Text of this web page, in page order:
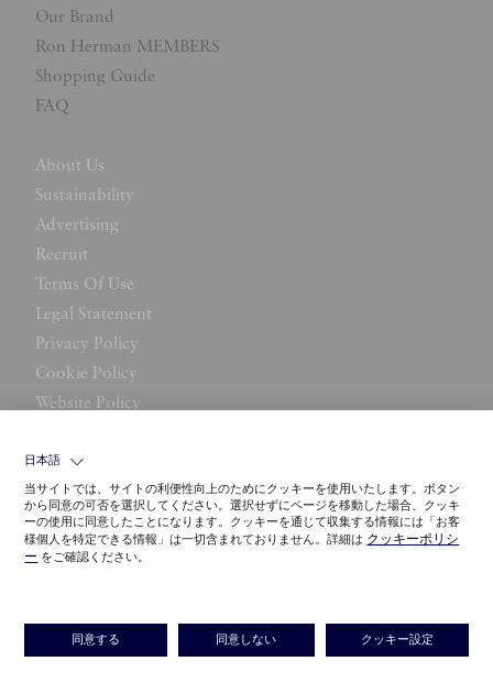
Our Brand
Ron Herman MEMBERS
Shopping Guide
FAQ
About Us
Sustainability
Advertising
Recruit
Terms Of Use
Legal Statement
Privacy Policy
Cookie Policy
Website Policy
日本語
当サイトでは、サイトの利便性向上のためにクッキーを使用いたします。ボタン
から同意の可否を選択してください。選択せずにページを移動した場合、クッキ
ーの使用に同意したことになります。クッキーを通じて収集する情報には「お客
様個人を特定できる情報」は一切含まれておりません。詳細は クッキーポリシ
ー をご確認ください。
同意する 同意しない クッキー設定